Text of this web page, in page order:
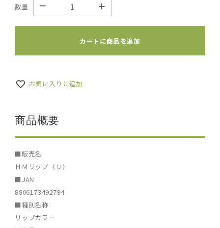
数量
カートに商品を追加
お気に入りに追加
商品概要
■販売名
ＨＭリップ（Ｕ）
■JAN
8806173492794
■種別名称
リップカラー